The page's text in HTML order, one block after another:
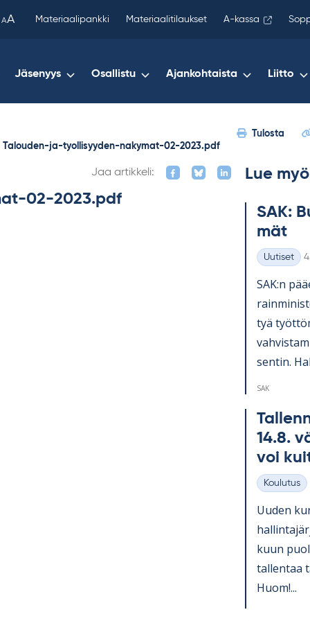
AA Materiaalipankki Materiaalitilaukset A-kassa
Jäsenyys Osallistu Ajankohtaista Liitto
Talouden-ja-tyollisyyden-nakymat-02-2023.pdf
Tulosta
Jaa artikkeli:
02-2023.pdf
Lue
SAK:
mät
Kategoriat
Uutiset
SAK:n
tyä
sen­tin.
SAK
14.8.
voi
Kategoriat
Koulutus
Uu­den
kuun
tal­len­taa
Huom!...
copied
your
clipboard.)